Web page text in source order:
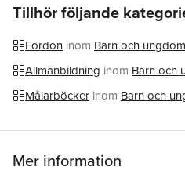
Tillhör följande
Fordon inom Barn och ungdom
Allmänbildning inom Barn och
Målarböcker inom Barn och
Mer information